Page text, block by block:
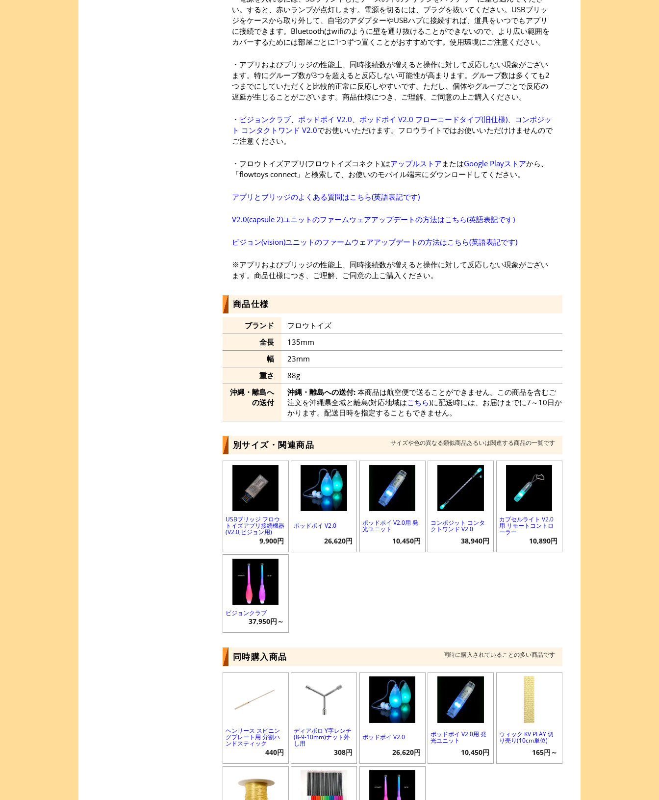
い。すると、赤いランプが点灯します。電源を切るには、プラグを抜いてください。USBブリッ
ジをケースから取り外して、自宅のアダプターやUSBハブに接続すれば、道具をいつでもアプリ
に接続できます。Bluetoothはwifiのように壁を通り抜けることができないので、より広い範囲を
カバーするためには部屋ごとに1つずつ置くことがおすすめです。使用環境にご注意ください。
・アプリおよびブリッジの性能上、同時接続数が増えると操作に対して反応しない現象がござい
ます。特にグルーブ数が3つを超えると反応しない可能性が高まります。グルーブ数は多くても2
つまでにしていただくと比較的正常に反応しやすいです。ただし、個体やグルーブごとで反応の
遅延が生じることがございます。商品仕様につき、ご理解、ご同意の上ご購入ください。
・ ビジョンクラブ ポッドポイ V2.0 ポッドポイ V2.0 フローコードタイプ(旧仕様)
コンポジッ
ト コンタクトワンド V2.0でお使いいただけます。フロウライトではお使いいただけけませんので
ご注意ください。
・フロウトイズアプリ(フロウトイズコネクト)はアップルストア またはGoogle Playストアから、
「flowtoys connect」と検索して、お使いのモバイル端末にダウンロードしてください。
アプリとブリッジのよくある質問はこちら(英語表記です)
V2.0(capsule 2)ユニットのファームウェアアップデートの方法はこちら(英語表記です)
ビジョン(vision)ユニットのファームウェアアップデートの方法はこちら(英語表記です)
※アプリおよびブリッジの性能上、同時接続数が増えると操作に対して反応しない現象がござい
ます。商品仕様につき、ご理解、ご同意の上ご購入ください。
商品仕様
ブランド
フロウトイズ
全長
135mm
幅
23mm
重さ
88g
沖縄・離島へ
の送付
沖縄・離島への送付:本商品は航空便で送ることができません。この商品を含むご
注文を沖縄県全域と離島(対応地域はこちら)に配送時には、お届けまでに7～10日か
かります。配送日時を指定することもできません。
別サイズ・関連商品 サイズや色の異なる類似商品あるいは関連する商品の一覧です
USBブリッジ フロウ
トイズアプリ接続機器
(V2.0,ビジョン用)
9,900円
ポッドポイ V2.0
26,620円
ポッドポイ V2.0用 発
光ユニット
10,450円
コンポジット コンタ
クトワンド V2.0
38,940円
カプセルライト V2.0
用 リモートコントロ
ーラー
10,890円
ビジョンクラブ
37,950円～
同時購入商品 同時に購入されていることの多い商品です
ヘンリース スピニン
グプレート用 分割ハ
ンドスティック
440円
ディアボロ Y字レンチ
(8-9-10mm)ナット外
し用
308円
ポッドポイ V2.0
26,620円
ポッドポイ V2.0用 発
光ユニット
10,450円
ウィック KV PLAY 切
り売り(10cm単位)
165円～